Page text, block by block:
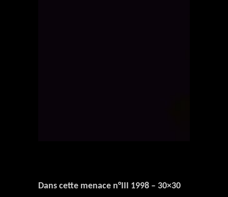
Dans cette menace n°III 1998 – 30×30